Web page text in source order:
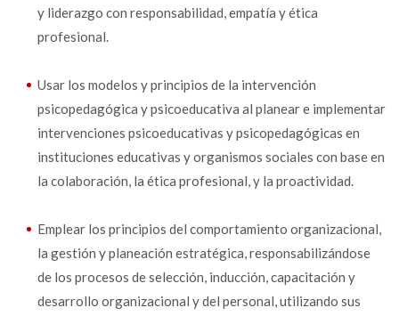
y liderazgo con responsabilidad, empatía y ética
profesional.
Usar los modelos y principios de la intervención
psicopedagógica y psicoeducativa al planear e implementar
intervenciones psicoeducativas y psicopedagógicas en
instituciones educativas y organismos sociales con base en
la colaboración, la ética profesional, y la proactividad.
Emplear los principios del comportamiento organizacional,
la gestión y planeación estratégica, responsabilizándose
de los procesos de selección, inducción, capacitación y
desarrollo organizacional y del personal, utilizando sus